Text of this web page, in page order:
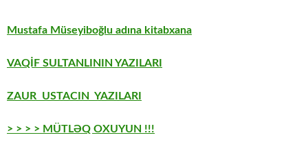
Mustafa Müseyiboğlu adına kitabxana
VAQİF SULTANLININ YAZILARI
ZAUR USTACIN YAZILARI
> > > > MÜTLƏQ OXUYUN !!!